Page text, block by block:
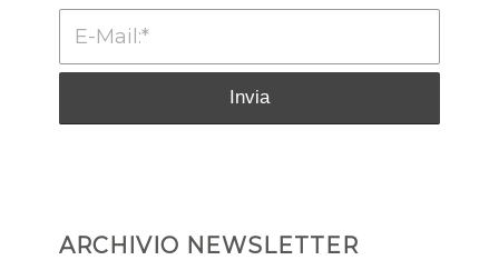
ARCHIVIO NEWSLETTER